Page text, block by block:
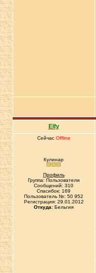
Elfy
Сейчас Offline
Кулинар
Профиль
Группа: Пользователи
Сообщений: 310
Спасибок: 169
Пользователь №: 50 952
Регистрация: 29.01.2012
Откуда: Бельгия